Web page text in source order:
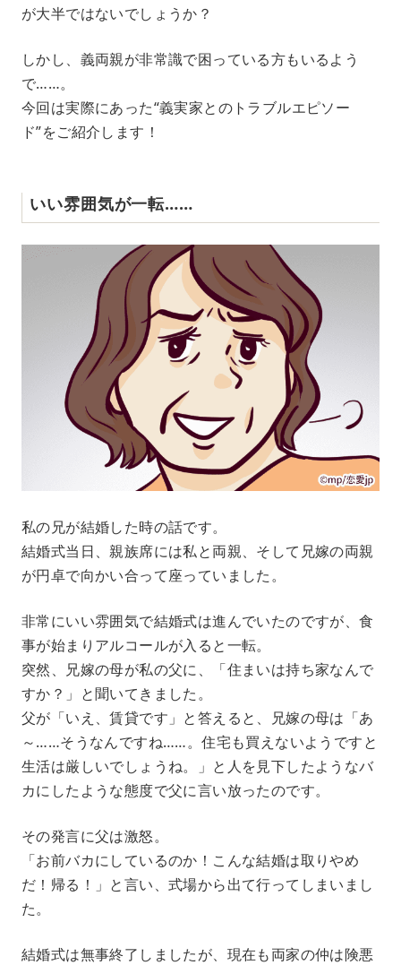
が大半ではないでしょうか？
しかし、義両親が非常識で困っている方もいるよう
で……。
今回は実際にあった“義実家とのトラブルエピソー
ド”をご紹介します！
いい雰囲気が一転……
私の兄が結婚した時の話です。
結婚式当日、親族席には私と両親、そして兄嫁の両親
が円卓で向かい合って座っていました。
非常にいい雰囲気で結婚式は進んでいたのですが、食
事が始まりアルコールが入ると一転。
突然、兄嫁の母が私の父に、「住まいは持ち家なんで
すか？」と聞いてきました。
父が「いえ、賃貸です」と答えると、兄嫁の母は「あ
～……そうなんですね……。住宅も買えないようですと
生活は厳しいでしょうね。」と人を見下したようなバ
カにしたような態度で父に言い放ったのです。
その発言に父は激怒。
「お前バカにしているのか！こんな結婚は取りやめ
だ！帰る！」と言い、式場から出て行ってしまいまし
た。
結婚式は無事終了しましたが、現在も両家の仲は険悪